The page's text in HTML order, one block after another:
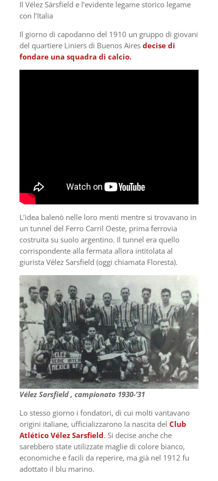
Il Vélez Sársfield e l’evidente legame storico legame
con l’Italia
Il giorno di capodanno del 1910 un gruppo di giovani
del quartiere Liniers di Buenos Aires decise di
fondare una squadra di calcio.
L’idea balenò nelle loro menti mentre si trovavano in
un tunnel del Ferro Carril Oeste, prima ferrovia
costruita su suolo argentino. Il tunnel era quello
corrispondente alla fermata allora intitolata al
giurista Vélez Sarsfield (oggi chiamata Floresta).
Vélez Sarsfield , campionato 1930-’31
Lo stesso giorno i fondatori, di cui molti vantavano
origini italiane, ufficializzarono la nascita del Club
Atlético Vélez Sarsfield. Si decise anche che
sarebbero state utilizzate maglie di colore bianco,
economiche e facili da reperire, ma già nel 1912 fu
adottato il blu marino.